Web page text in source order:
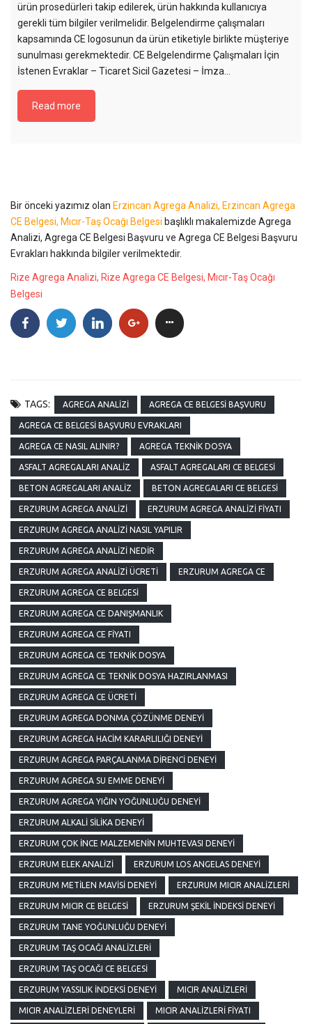
ürün prosedürleri takip edilerek, ürün hakkında kullanıcıya
gerekli tüm bilgiler verilmelidir. Belgelendirme çalışmaları
kapsamında CE logosunun da ürün etiketiyle birlikte müşteriye
sunulması gerekmektedir. CE Belgelendirme Çalışmaları İçin
İstenen Evraklar – Ticaret Sicil Gazetesi – İmza…
Read more
Bir önceki yazımız olan Erzincan Agrega Analizi, Erzincan Agrega
CE Belgesi, Mıcır-Taş Ocağı Belgesi başlıklı makalemizde Agrega
Analizi, Agrega CE Belgesi Başvuru ve Agrega CE Belgesi Başvuru
Evrakları hakkında bilgiler verilmektedir.
Rize Agrega Analizi, Rize Agrega CE Belgesi, Mıcır-Taş Ocağı
Belgesi
TAGS: AGREGA ANALIZI AGREGA CE BELGESI BAŞVURU
AGREGA CE BELGESI BAŞVURU EVRAKLARI
AGREGA CE NASIL ALINIR? AGREGA TEKNIK DOSYA
ASFALT AGREGALARI ANALIZ ASFALT AGREGALARI CE BELGESI
BETON AGREGALARI ANALIZ BETON AGREGALARI CE BELGESI
ERZURUM AGREGA ANALIZI ERZURUM AGREGA ANALIZI FIYATI
ERZURUM AGREGA ANALIZI NASIL YAPILIR
ERZURUM AGREGA ANALIZI NEDIR
ERZURUM AGREGA ANALIZI ÜCRETI ERZURUM AGREGA CE
ERZURUM AGREGA CE BELGESI
ERZURUM AGREGA CE DANIŞMANLIK
ERZURUM AGREGA CE FIYATI
ERZURUM AGREGA CE TEKNIK DOSYA
ERZURUM AGREGA CE TEKNIK DOSYA HAZIRLANMASI
ERZURUM AGREGA CE ÜCRETI
ERZURUM AGREGA DONMA ÇÖZÜNME DENEYI
ERZURUM AGREGA HACIM KARARLILIĞI DENEYI
ERZURUM AGREGA PARÇALANMA DIRENCI DENEYI
ERZURUM AGREGA SU EMME DENEYI
ERZURUM AGREGA YIĞIN YOĞUNLUĞU DENEYI
ERZURUM ALKALI SILIKA DENEYI
ERZURUM ÇOK İNCE MALZEMENIN MUHTEVASI DENEYI
ERZURUM ELEK ANALIZI ERZURUM LOS ANGELAS DENEYI
ERZURUM METILEN MAVISI DENEYI ERZURUM MICIR ANALIZLERI
ERZURUM MICIR CE BELGESI ERZURUM ŞEKIL İNDEKSI DENEYI
ERZURUM TANE YOĞUNLUĞU DENEYI
ERZURUM TAŞ OCAĞI ANALIZLERI
ERZURUM TAŞ OCAĞI CE BELGESI
ERZURUM YASSILIK İNDEKSI DENEYI MICIR ANALIZLERI
MICIR ANALIZLERI DENEYLERI MICIR ANALIZLERI FIYATI